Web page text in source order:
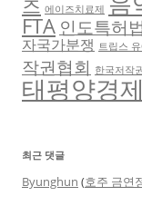
에이즈치료제
FTA 인도특허법
자국가분쟁 트립스
작권협회 한국저작
태평양경
최근 댓글
Byunghun (호주 금연